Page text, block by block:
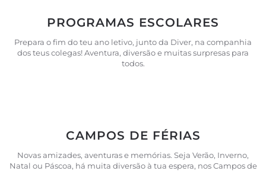
PROGRAMAS ESCOLARES
Prepara o fim do teu ano letivo, junto da Diver, na companhia
dos teus colegas! Aventura, diversão e muitas surpresas para
todos.
CAMPOS DE FÉRIAS
Novas amizades, aventuras e memórias. Seja Verão, Inverno,
Natal ou Páscoa, há muita diversão à tua espera, nos Campos de